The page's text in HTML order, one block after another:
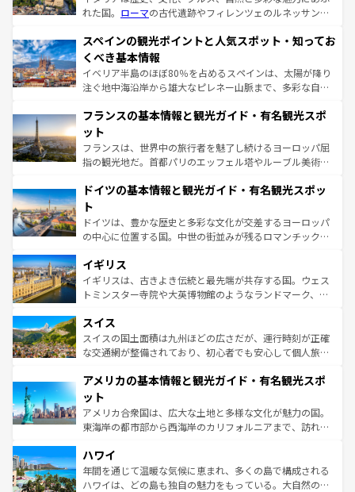
れた国。 ローマの古代遺跡やフィレンツェのルネッサンス
ろん、トスカーナの美しい田園風景やアマルフィ海岸の絶
景など、自然景観も見逃せない。観光の合間には、本場の
ピザやパスタなど、絶品のイタリア料理を堪能することも
できる。朝目覚めてから夜眠るまで、すべての瞬間を楽し
なお、新着のイタリア情報はコンテンツ一覧を参照してほ
しい。
スペインの観光ポイントと人気スポット・知ってお
くべき基本情報
イベリア半島のほぼ80％を占めるスペインは、太陽が降り
注ぐ地中海沿岸から雄大なピレネー山脈まで、多彩な自然
文化が根付くこの国では、情熱的なフラメンコ、熱気あふ
れる闘牛、そして美味しいタパスが生活の一部となってい
る。首都マドリードの洗練された雰囲気や、バルセロナの
アートに溢れた街角から、地方では古代ローマ遺跡や中世
せる。地方によって風土や気候が異なるスペインはその個
ンテンツ一覧 を参照してほしい。
フランスの基本情報と観光ガイド・有名観光スポ
ット
フランスは、世界中の旅行者を魅了し続けるヨーロッパ屈
指の観光地だ。首都パリのエッフェル塔やルーブル美術館
で、幅広い魅力が詰まっている。華麗な宮殿、歴史的な大
聖堂、美しいビーチ、そして豊かな自然が、訪れる者を心
から魅了する。また、フランスは美食の国としても知ら
れ、フランス料理はユネスコ無形文化遺産にも登録されて
香り高いラベンダー畑など、多彩な楽しみ方が可能だ。さ
らに、パリ以外の地域にも魅力が溢れており、どの街角に
も豊かな歴史と文化が息づいている。パリ以外の個性あふ
を参照してほしい。
ドイツの基本情報と観光ガイド・有名観光スポッ
ト
ドイツは、豊かな歴史と多彩な文化が交差するヨーロッパ
の中心に位置する国。中世の街並みが残るロマンチック街
顔を持つこの国は、どこを歩いても飽きることがない。ベ
ルリンの文化的活気、バイエルン州のアルプスの絶景、そ
してライン川沿いのワイン畑といった風景は必見。ビール
は、お酒好きな人にはぜひ体験してほしい。 なお、新着の
ドイツ情報はコンテンツ一覧を参照してほしい。
イギリス
イギリスは、古きよき伝統と最先端が共存する国。ウェス
トミンスター寺院や大英博物館のようなランドマーク、歴
リアごとに異なる魅力がある。また、優雅なアフタヌーン
ティー、ビール好きにはたまらない英国パブ、サッカー観
戦など、本場だからこそできる体験も豊富。イギリスを旅
ンツ一覧を参照してほしい。
スイス
スイスの国土面積は九州ほどの広さだが、運行時刻が正確
な交通網が整備されており、初心者でも安心して個人旅行
の建物がそのまま残る町や、スイスならではのユニークな
博物館もあり、アルプス観光だけでなく町歩きも満喫する
ことができる。国民の所得が高いため物価も高いが、旅行
者向けの交通パス提供のサービスもあり、うまく活用すれ
着のスイス情報は
アメリカの基本情報と観光ガイド・有名観光スポ
ット
アメリカ合衆国は、広大な土地と多様な文化が魅力の国。
東海岸の都市部から西海岸のカリフォルニアまで、訪れる
のような巨大都市は、観光、ショッピング、エンターテイ
ンメントが詰まった刺激的なスポットだ。一方、アメリカ
西部には大自然が広がり、グランドキャニオンやイエロー
ハワイ
年間を通じて温暖な気候に恵まれ、多くの島で構成される
ハワイは、どの島も独自の魅力をもっている。大自然の神